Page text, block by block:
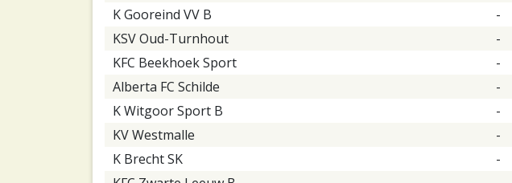
K Gooreind VV B
-
KSV Oud-Turnhout
-
KFC Beekhoek Sport
-
Alberta FC Schilde
-
K Witgoor Sport B
-
KV Westmalle
-
K Brecht SK
-